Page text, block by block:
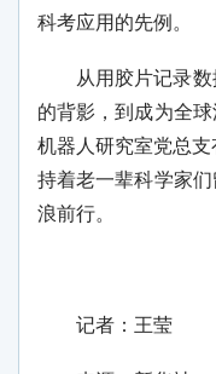
科考应用的先例。
从用胶片记录
的背影，到成为全
机器人研究室党总
持着老一辈科学家
浪前行。
记者：王莹